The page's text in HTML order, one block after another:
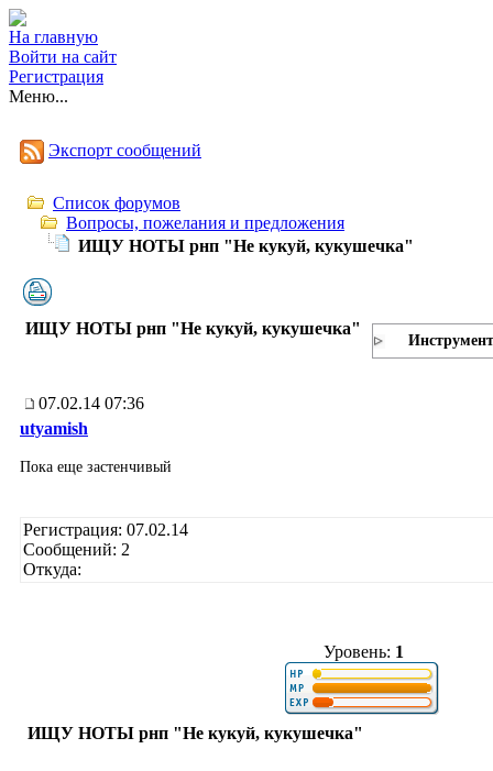
На главную
Войти на сайт
Регистрация
Меню...
Экспорт сообщений
Список форумов
Вопросы, пожелания и предложения
ИЩУ НОТЫ рнп "Не кукуй, кукушечка"
ИЩУ НОТЫ рнп "Не кукуй, кукушечка"
07.02.14 07:36
utyamish
Пока еще застенчивый
Регистрация: 07.02.14
Сообщений: 2
Откуда:
Уровень: 1
ИЩУ НОТЫ рнп "Не кукуй, кукушечка"